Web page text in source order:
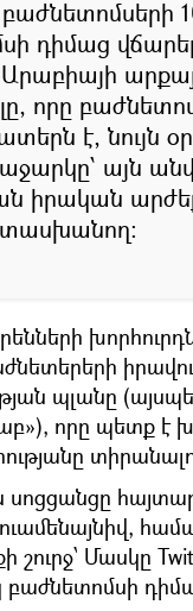
դիմաց
որը
է, նույն
այն
իրական
պլանը
որը պետք է
սոցցանցը
շուրջ՝ Մասկը
բաժնետոմսի